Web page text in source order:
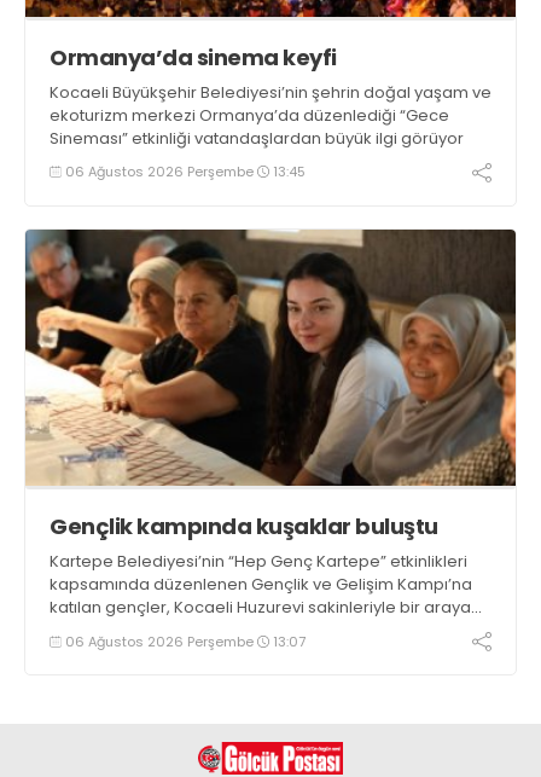
Ormanya’da sinema keyfi
Kocaeli Büyükşehir Belediyesi’nin şehrin doğal yaşam ve
ekoturizm merkezi Ormanya’da düzenlediği “Gece
Sineması” etkinliği vatandaşlardan büyük ilgi görüyor
06 Ağustos 2026 Perşembe 13:45
Gençlik kampında kuşaklar buluştu
Kartepe Belediyesi’nin “Hep Genç Kartepe” etkinlikleri
kapsamında düzenlenen Gençlik ve Gelişim Kampı’na
katılan gençler, Kocaeli Huzurevi sakinleriyle bir araya
geldi06 Ağustos 2026 Perşembe 13:07